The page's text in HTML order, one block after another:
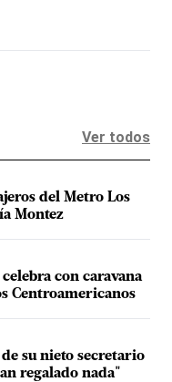
Ver todos
del Metro Los
Montez
con caravana
Centroamericanos
su nieto secretario
regalado nada"